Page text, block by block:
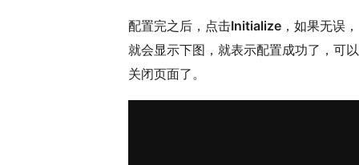
配置完之后，点击Initialize ，如果无误，
就会显示下图，就表示配置成功了，可以
关闭页面了。